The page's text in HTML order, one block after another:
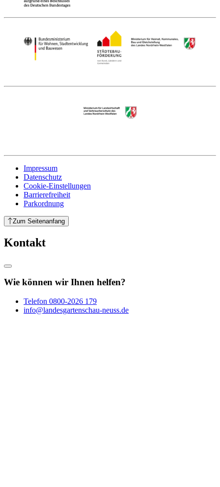
Impressum
Datenschutz
Cookie-Einstellungen
Barrierefreiheit
Parkordnung
Zum Seitenanfang
Kontakt
Wie können wir Ihnen helfen?
Telefon 0800-2026 179
info@landesgartenschau-neuss.de